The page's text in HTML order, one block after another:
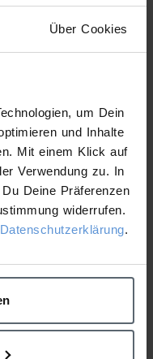
Über Cookies
um Dein
und Inhalte
Mit einem Klick auf
Verwendung zu. In
Deine Präferenzen
widerrufen.
Datenschutzerklärung.
Haut
02_Workbook Skin Expert Übersicht Hyperpigmentierter Haut 27.03.2025.pdf
- Skin Expert –